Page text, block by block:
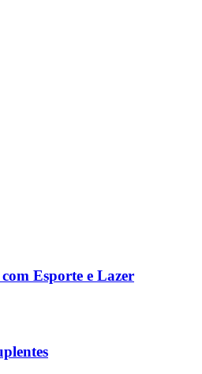
Esporte e Lazer